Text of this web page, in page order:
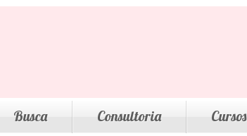
Busca Consultoria Cursos